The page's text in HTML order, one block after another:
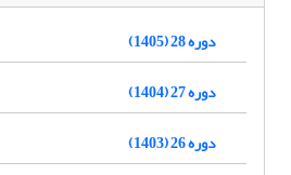
دوره 28 (1405)
دوره 27 (1404)
دوره 26 (1403)